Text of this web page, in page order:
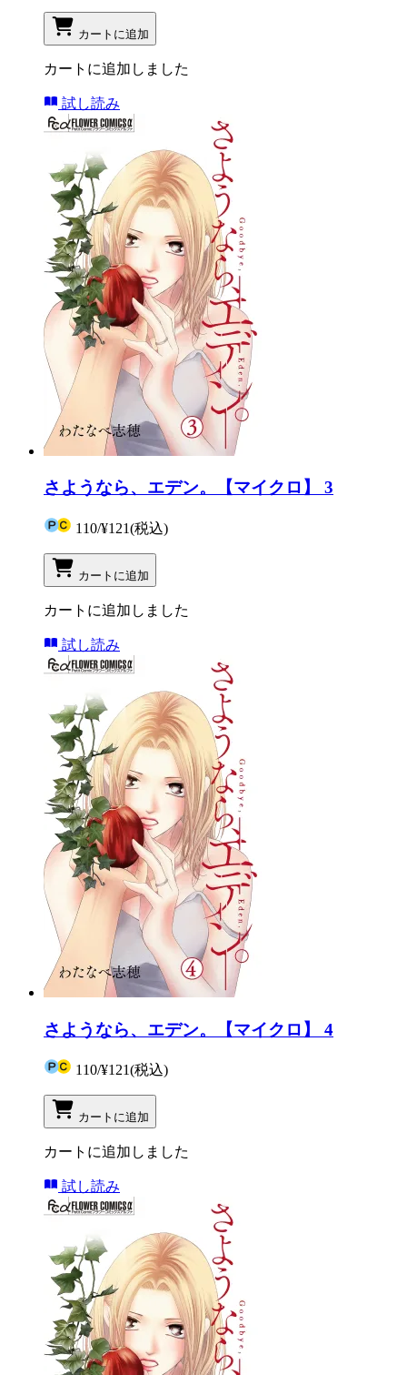
カートに追加
カートに追加しました
試し読み
さようなら、エデン。【マイクロ】 3
110/¥121(税込)
カートに追加
カートに追加しました
試し読み
さようなら、エデン。【マイクロ】 4
110/¥121(税込)
カートに追加
カートに追加しました
試し読み